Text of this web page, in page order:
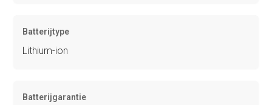
Batterijtype
Lithium-ion
Batterijgarantie